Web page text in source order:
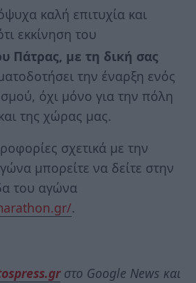
καλή επιτυχία και
εκκίνηση του
Πάτρας, με τη δική σας
την έναρξη ενός
όχι μόνο για την πόλη
της χώρας μας.
σχετικά με την
μπορείτε να δείτε στην
του αγώνα
.
στο Google News και